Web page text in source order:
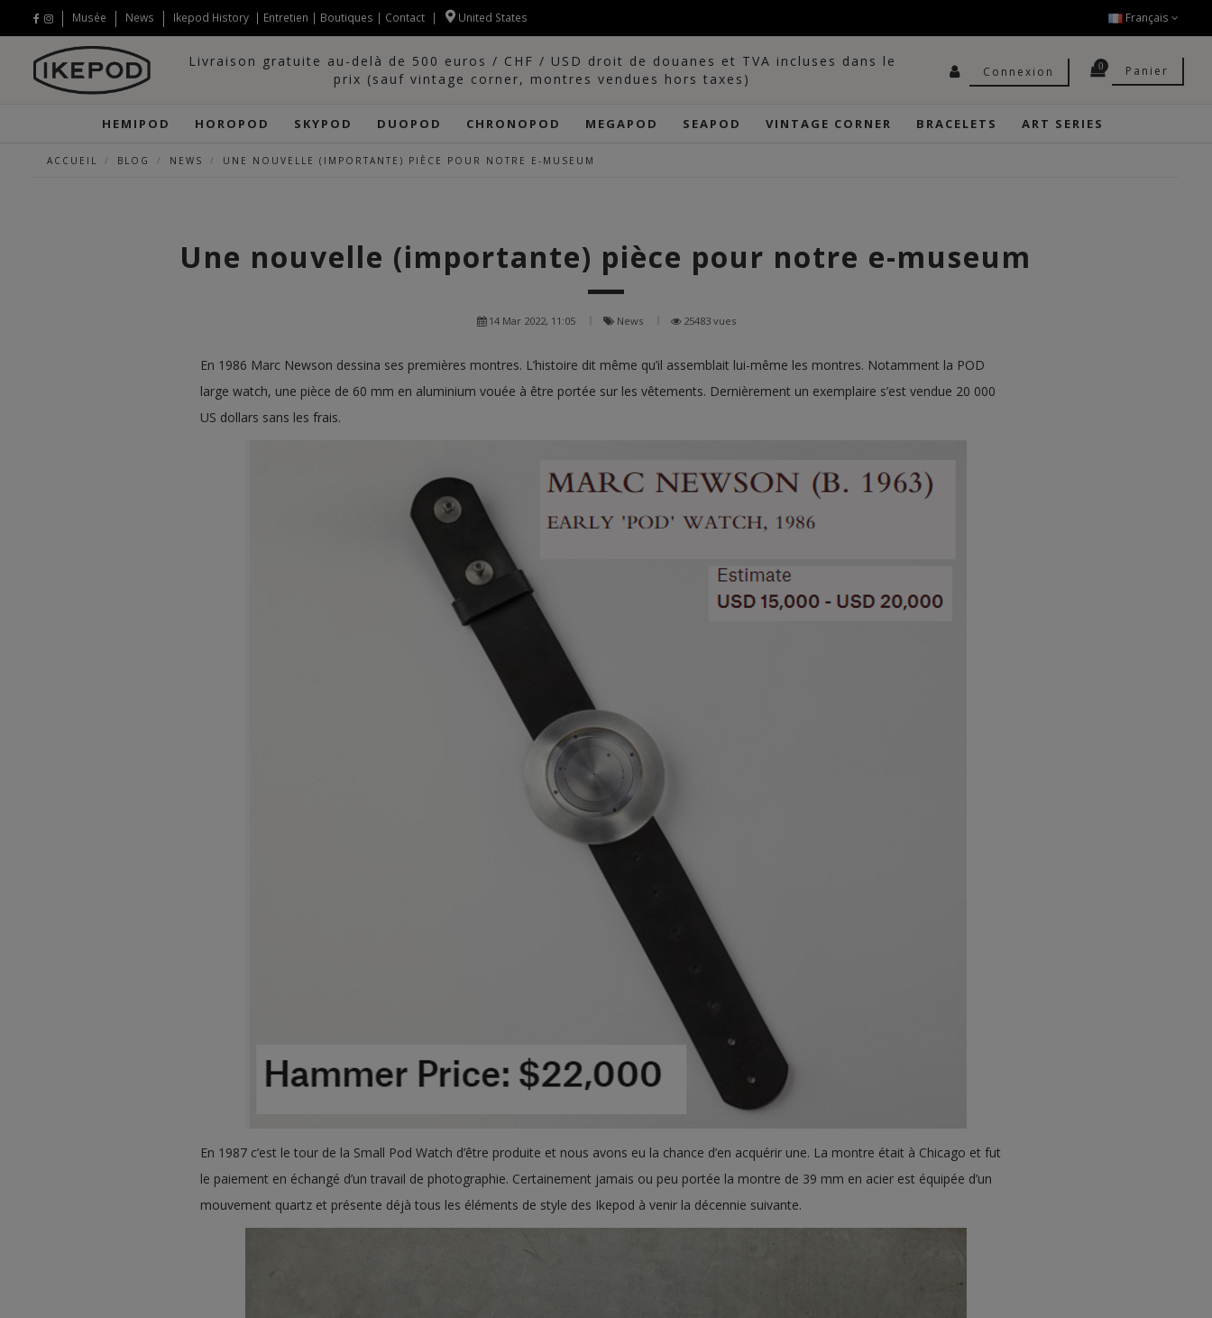
Musée News Ikepod History | Entretien | Boutiques | Contact United States Français
Livraison gratuite au-delà de 500 euros / CHF / USD droit de douanes et TVA incluses dans le
prix (sauf vintage corner, montres vendues hors taxes)
Connexion 0 Panier
HEMIPOD HOROPOD SKYPOD DUOPOD CHRONOPOD MEGAPOD SEAPOD VINTAGE CORNER BRACELETS ART SERIES
ACCUEIL BLOG NEWS UNE NOUVELLE (IMPORTANTE) PIÈCE POUR NOTRE E-MUSEUM
Une nouvelle (importante) pièce pour notre e-museum
14 Mar 2022, 11:05 News 25483 vues
En 1986 Marc Newson dessina ses premières montres. L’histoire dit même qu’il assemblait lui-même les montres. Notamment la POD
large watch, une pièce de 60 mm en aluminium vouée à être portée sur les vêtements. Dernièrement un exemplaire s’est vendue 20 000
US dollars sans les frais.
En 1987 c’est le tour de la Small Pod Watch d’être produite et nous avons eu la chance d’en acquérir une. La montre était à Chicago et fut
le paiement en échangé d’un travail de photographie. Certainement jamais ou peu portée la montre de 39 mm en acier est équipée d’un
mouvement quartz et présente déjà tous les éléments de style des Ikepod à venir la décennie suivante.